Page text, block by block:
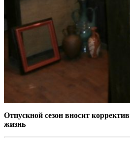
Отпускной сезон вносит
жизнь